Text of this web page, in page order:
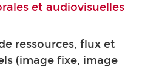
et audiovisuelles
ressources, flux et
(image fixe, image